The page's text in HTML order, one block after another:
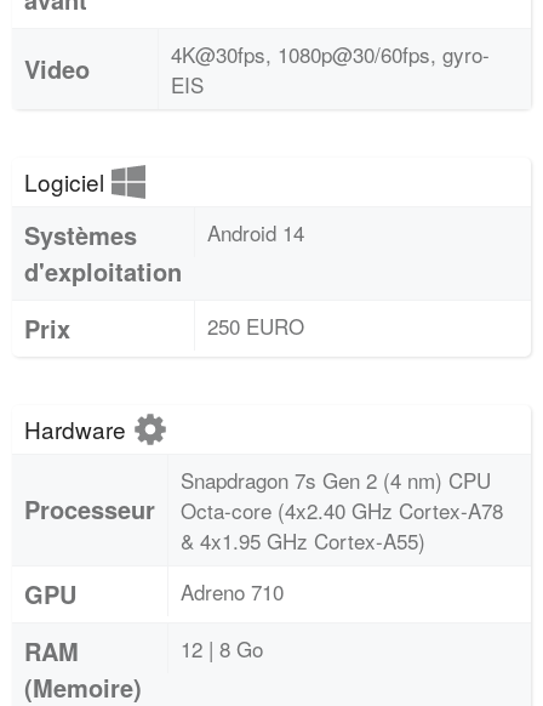
Video
4K@30fps, 1080p@30/60fps, gyro-
EIS
Logiciel
Systèmes
d'exploitation
Android 14
Prix 250 EURO
Hardware
Processeur
Snapdragon 7s Gen 2 (4 nm) CPU
Octa-core (4x2.40 GHz Cortex-A78
& 4x1.95 GHz Cortex-A55)
GPU Adreno 710
RAM
(Memoire)
12 | 8 Go